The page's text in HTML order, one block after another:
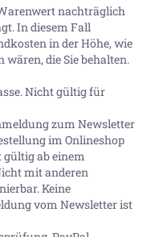
nachträglich
In diesem Fall
in der Höhe, wie
die Sie behalten.
Nicht gültig für
zum Newsletter
im Onlineshop
gültig ab einem
mit anderen
Keine
vom Newsletter ist